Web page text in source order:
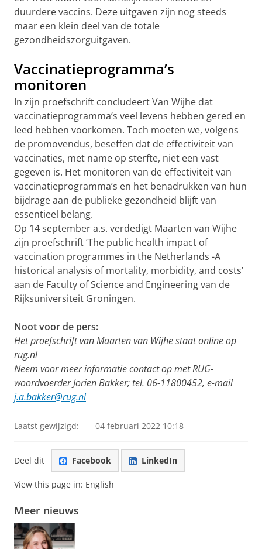
duurdere vaccins. Deze uitgaven zijn nog steeds
maar een klein deel van de totale
gezondheidszorguitgaven.
Vaccinatieprogramma’s
monitoren
In zijn proefschrift concludeert Van Wijhe dat
vaccinatieprogramma’s veel levens hebben gered en
leed hebben voorkomen. Toch moeten we, volgens
de promovendus, beseffen dat de effectiviteit van
vaccinaties, met name op sterfte, niet een vast
gegeven is. Het monitoren van de effectiviteit van
vaccinatieprogramma’s en het benadrukken van hun
bijdrage aan de publieke gezondheid blijft van
essentieel belang.
Op 14 september a.s. verdedigt Maarten van Wijhe
zijn proefschrift ‘The public health impact of
vaccination programmes in the Netherlands -A
historical analysis of mortality, morbidity, and costs’
aan de Faculty of Science and Engineering van de
Rijksuniversiteit Groningen.
Noot voor de pers:
Het proefschrift van Maarten van Wijhe staat online op
rug.nl
Neem voor meer informatie contact op met RUG-
woordvoerder Jorien Bakker; tel. 06-11800452, e-mail
j.a.bakker@rug.nl
Laatst gewijzigd: 04 februari 2022 10:18
Deel dit Facebook LinkedIn
View this page in: English
Meer nieuws